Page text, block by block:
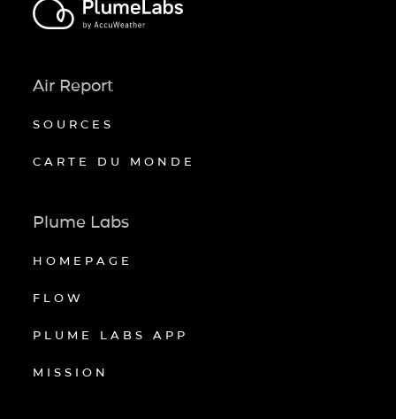
Air Report
SOURCES
CARTE DU MONDE
Plume Labs
HOMEPAGE
FLOW
PLUME LABS APP
MISSION